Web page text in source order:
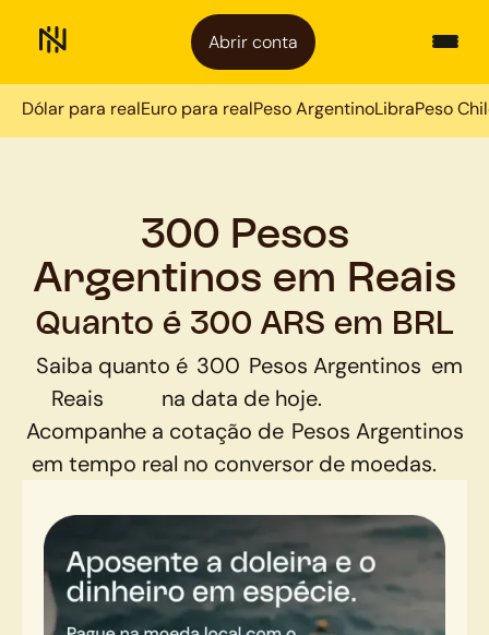
Abrir conta
Dólar para realEuro para realPeso ArgentinoLibraPeso
300 Pesos
Argentinos em Reais
Quanto é 300 ARS em BRL
Saiba quanto é 300 Pesos Argentinos em
Reais
na data de hoje.
Acompanhe a cotação de Pesos Argentinos
em tempo real no conversor de moedas.